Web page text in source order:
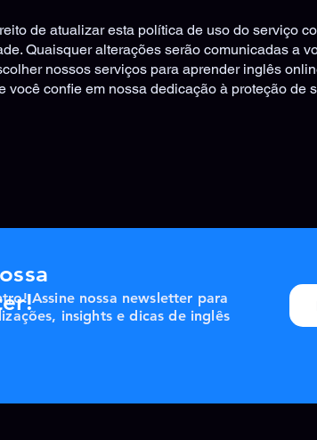
de atualizar esta política de uso do serviço
Quaisquer alterações serão comunicadas a
nossos serviços para aprender inglês
você confie em nossa dedicação à proteção
Assine nossa newsletter para
insights e dicas de inglês